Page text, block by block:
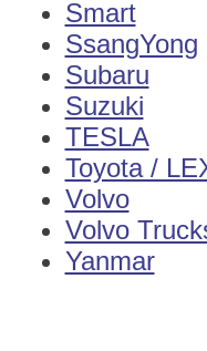
Smart
SsangYong
Subaru
Suzuki
TESLA
Toyota /
Volvo
Volvo
Yanmar